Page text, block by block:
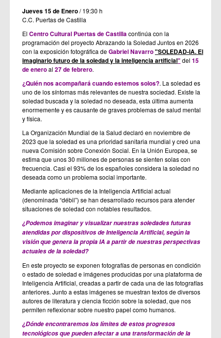
Jueves 15 de Enero/ 19:30 h
C.C. Puertas de Castilla
El Centro Cultural Puertas de Castillacontinúa con la
programación del proyecto Abrazando la Soledad Juntos en 2026
con la exposición fotográfica deGabriel Navarro"SOLEDAD-IA. El
imaginario futuro de la soledad y la inteligencia artificial" del 15
de eneroal 27 de febrero.
¿Quién nos acompañará cuando estemos solos?. La soledad es
uno de los síntomas más relevantes de nuestra sociedad. Existe la
soledad buscada y la soledad no deseada, esta última aumenta
enormemente y es causante de graves problemas de salud mental
y física.
La Organización Mundial de la Salud declaró en noviembre de
2023 que la soledad es una prioridad sanitaria mundial y creó una
nueva Comisión sobre Conexión Social. En la Unión Europea, se
estima que unos 30 millones de personas se sienten solas con
frecuencia. Casi el 93% de los españoles considera la soledad no
deseada como un problema social importante.
Mediante aplicaciones de la Inteligencia Artificial actual
(denominada “débil”) se han desarrollado recursos para atender
situaciones de soledad con notables resultados.
¿Podemos imaginar y visualizar nuestras soledades futuras
atendidas por dispositivos de Inteligencia Artificial, según la
visión que genera la propia IA a partir de nuestras perspectivas
actuales de la soledad?
En este proyecto se exponen fotografías de personas en condición
o estado de soledad e imágenes producidas por una plataforma de
Inteligencia Artificial, creadas a partir de cada una de las fotografías
anteriores. Junto a estas imágenes se muestran textos de diversos
autores de literatura y ciencia ficción sobre la soledad, que nos
permiten reflexionar sobre nuestro papel como humanos.
¿Dónde encontraremos los límites de estos progresos
tecnológicos que pueden afectar a una transformación de la